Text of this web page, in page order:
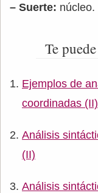
– Suerte: núcleo.
Te
Ejemplos de
coordinadas (II)
Análisis
(II)
Análisis